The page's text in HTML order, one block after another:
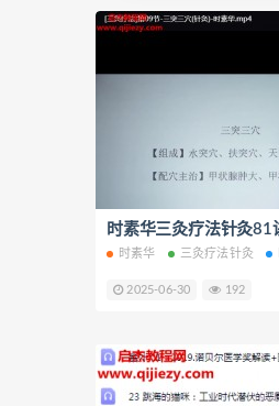
时素华 三灸疗法针灸
2025-06-30 192